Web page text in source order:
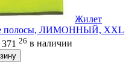
Жилет
полосы, ЛИМОННЫЙ, XXL
371 26 в наличии